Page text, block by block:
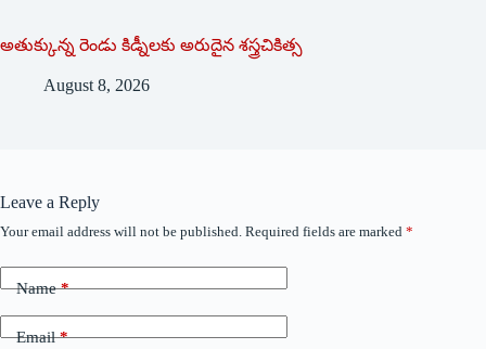
అతుక్కున్న రెండు కిడ్నీలకు అరుదైన శస్త్రచికిత్స
August 8, 2026
Leave a Reply
Your email address will not be published. Required fields are marked *
Name*
Email*